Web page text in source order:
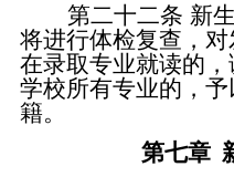
第二十二条 新
将进行体检复查，
在录取专业就读的
学校所有专业的，
籍。
第七章